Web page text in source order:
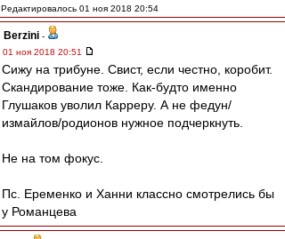
Редактировалось 01 ноя 2018 20:54
Berzini -
01 ноя 2018 20:51
Сижу на трибуне. Свист, если честно, коробит.
Скандирование тоже. Как-будто именно
Глушаков уволил Карреру. А не федун/
измайлов/родионов нужное подчеркнуть.
Не на том фокус.
Пс. Еременко и Ханни классно смотрелись бы
у Романцева